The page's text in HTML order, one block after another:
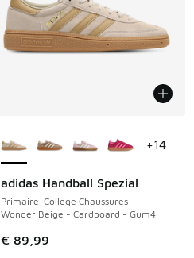
adidas Handball Spezial
Primaire-College Chaussures
Wonder Beige - Cardboard - Gum4
€ 89,99
+14